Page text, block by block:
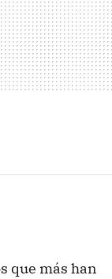
que más han